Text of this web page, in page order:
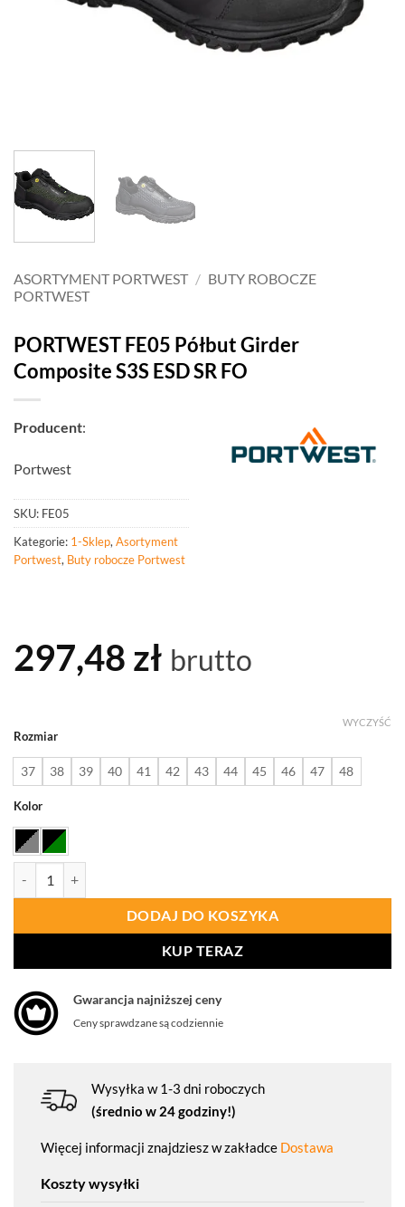
ASORTYMENT PORTWEST / BUTY ROBOCZE
PORTWEST
PORTWEST FE05 Półbut Girder
Composite S3S ESD SR FO
Producent:
Portwest
SKU: FE05
Kategorie: 1-Sklep, Asortyment
Portwest, Buty robocze Portwest
297,48 zł brutto
Rozmiar
37 38 39 40 41 42 43 44 45 46 47 48
Kolor
WYCZYŚĆ
DODAJ DO KOSZYKA
KUP TERAZ
Gwarancja najniższej ceny
Ceny sprawdzane są codziennie
Wysyłka w 1-3 dni roboczych
(średnio w 24 godziny!)
Więcej informacji znajdziesz w zakładce Dostawa
Koszty wysyłki